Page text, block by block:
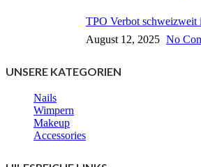
TPO Verbot schweizweit
August 12, 2025 No
UNSERE KATEGORIEN
Nails
Wimpern
Makeup
Accessories